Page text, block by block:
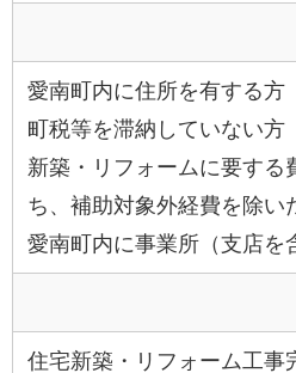
愛南町内に住所を有する方
町税等を滞納していない方
新築・リフォームに要する
ち、補助対象外経費を除い
愛南町内に事業所（支店を
住宅新築・リフォーム工事